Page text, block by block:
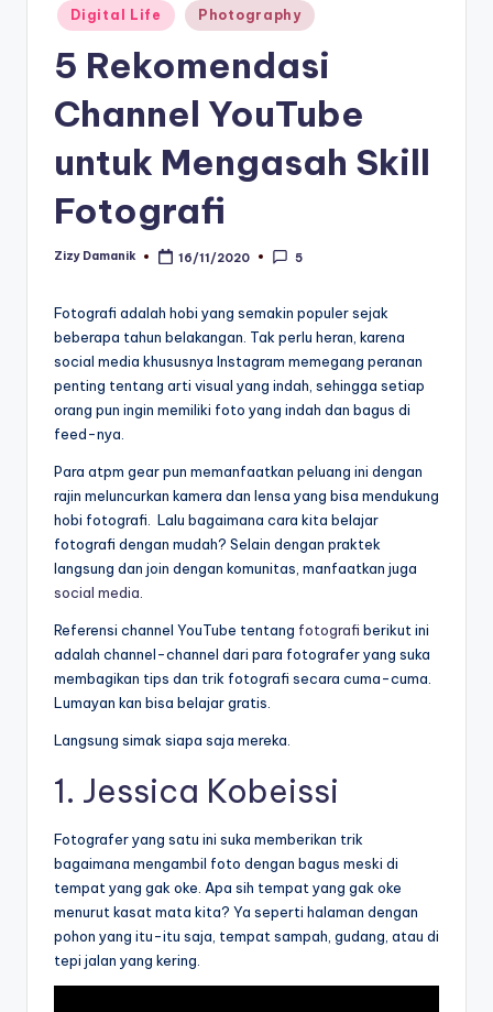
Posted
in
Digital Life Photography
5 Rekomendasi
Channel YouTube
untuk Mengasah Skill
Fotografi
Posted
Zizy Damanik 16/11/2020 5
Fotografi adalah hobi yang semakin populer sejak
beberapa tahun belakangan. Tak perlu heran, karena
social media khususnya Instagram memegang peranan
penting tentang arti visual yang indah, sehingga setiap
orang pun ingin memiliki foto yang indah dan bagus di
feed-nya.
Para atpm gear pun memanfaatkan peluang ini dengan
rajin meluncurkan kamera dan lensa yang bisa mendukung
hobi fotografi. Lalu bagaimana cara kita belajar
fotografi dengan mudah? Selain dengan praktek
langsung dan join dengan komunitas, manfaatkan juga
social media
Referensi channel YouTube tentang fotografi berikut ini
adalah channel-channel dari para fotografer yang suka
membagikan tips dan trik fotografi secara cuma-cuma.
Lumayan kan bisa belajar gratis.
Langsung simak siapa saja mereka.
1. Jessica Kobeissi
Fotografer yang satu ini suka memberikan trik
bagaimana mengambil foto dengan bagus meski di
tempat yang gak oke. Apa sih tempat yang gak oke
menurut kasat mata kita? Ya seperti halaman dengan
pohon yang itu-itu saja, tempat sampah, gudang, atau di
tepi jalan yang kering.